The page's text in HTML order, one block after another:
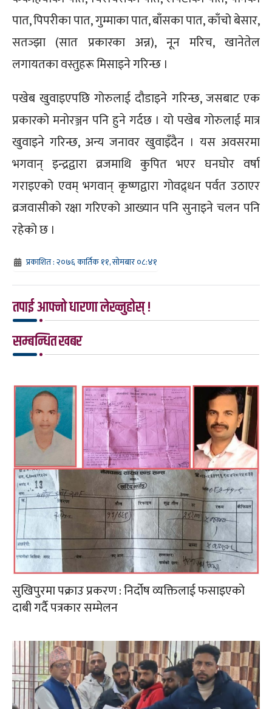
पात, पिपरीका पात, गुम्माका पात, बाँसका पात, काँचो बेसार,
सतञ्झा (सात प्रकारका अन्न), नून मरिच, खानेतेल
लगायतका वस्तुहरू मिसाइने गरिन्छ ।
पखेब खुवाइएपछि गोरुलाई दौडाइने गरिन्छ, जसबाट एक
प्रकारको मनोरञ्जन पनि हुने गर्दछ । यो पखेब गोरुलाई मात्र
खुवाइने गरिन्छ, अन्य जनावर खुवाइँदैन । यस अवसरमा
भगवान् इन्द्रद्वारा व्रजमाथि कुपित भएर घनघोर वर्षा
गराइएको एवम् भगवान् कृष्णद्वारा गोवद्र्धन पर्वत उठाएर
व्रजवासीको रक्षा गरिएको आख्यान पनि सुनाइने चलन पनि
रहेको छ ।
प्रकाशित : २०७६ कार्तिक ११, सोमबार ०८:४१
तपाई आफ्नो धारणा लेख्नुहोस् !
सम्बन्धित खबर
सुखिपुरमा पक्राउ प्रकरण : निर्दोष व्यक्तिलाई फसाइएको
दाबी गर्दै पत्रकार सम्मेलन